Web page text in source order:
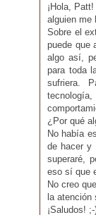
¡Hola,
alguien me
Sobre el
puede que
algo así,
para toda
sufriera.
¿Por qué
No había
de hacer y
superaré,
eso sí que
No creo
la atención
¡Saludos! ;-